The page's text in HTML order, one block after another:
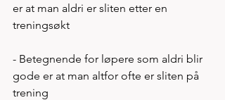
er at man aldri er sliten etter en
treningsøkt
- Betegnende for løpere som aldri blir
gode er at man altfor ofte er sliten på
trening